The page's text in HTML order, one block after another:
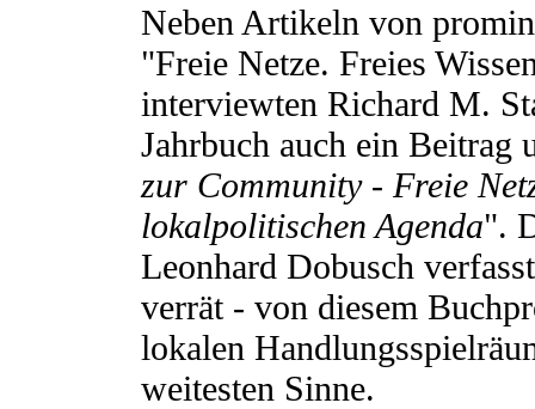
Neben Artikeln von
"Freie Netze. Freies
interviewten Richard M.
Jahrbuch auch ein Beitrag
zur Community - Freie
lokalpolitischen Agenda".
Leonhard Dobusch
verrät - von diesem
lokalen
weitesten Sinne.